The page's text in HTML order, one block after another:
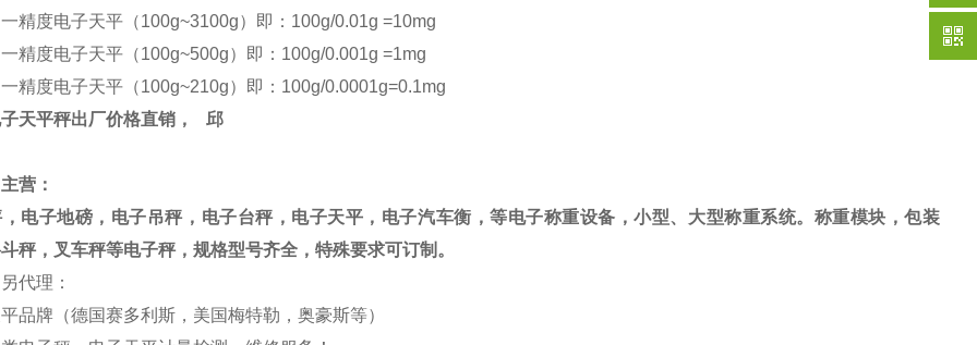
精度电子天平（100g~3100g）即： 100g/0.01g =10mg
精度电子天平（100g~500g）即： 100g/0.001g =1mg
精度电子天平（100g~210g）即： 100g/0.0001g=0.1mg
天平秤出厂价格直销，
邱
营：
电子地磅，电子吊秤，电子台秤，电子天平，电子汽车衡，等电子称重设备，小型、大型称重系统。称重模块，包装
秤，叉车秤等电子秤，规格型号齐全，特殊要求可订制。
代理：
品牌（德国赛多利斯，美国梅特勒，奥豪斯等）